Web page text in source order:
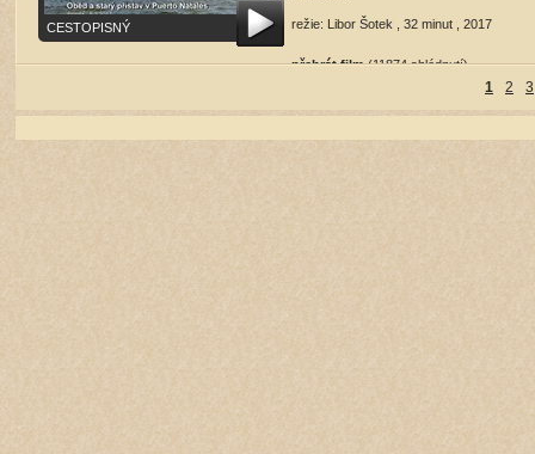
CESTOPISNÝ režie: Libor Šotek , 32 minut , 2017
přehrát film (11874 shlédnutí)
1 2 3